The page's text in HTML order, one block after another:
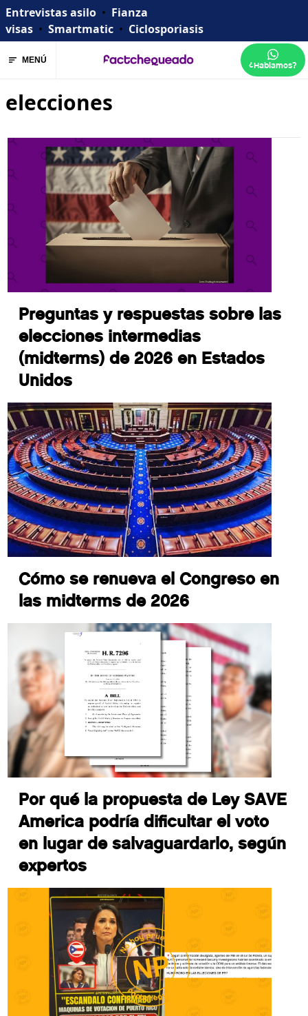
Entrevistas asilo • Fianza
visas • Smartmatic • Ciclosporiasis
MENÚ ¿Hablamos?
elecciones
Preguntas y respuestas sobre las
elecciones intermedias
(midterms) de 2026 en Estados
Unidos
Cómo se renueva el Congreso en
las midterms de 2026
Por qué la propuesta de Ley SAVE
America podría dificultar el voto
en lugar de salvaguardarlo, según
expertos